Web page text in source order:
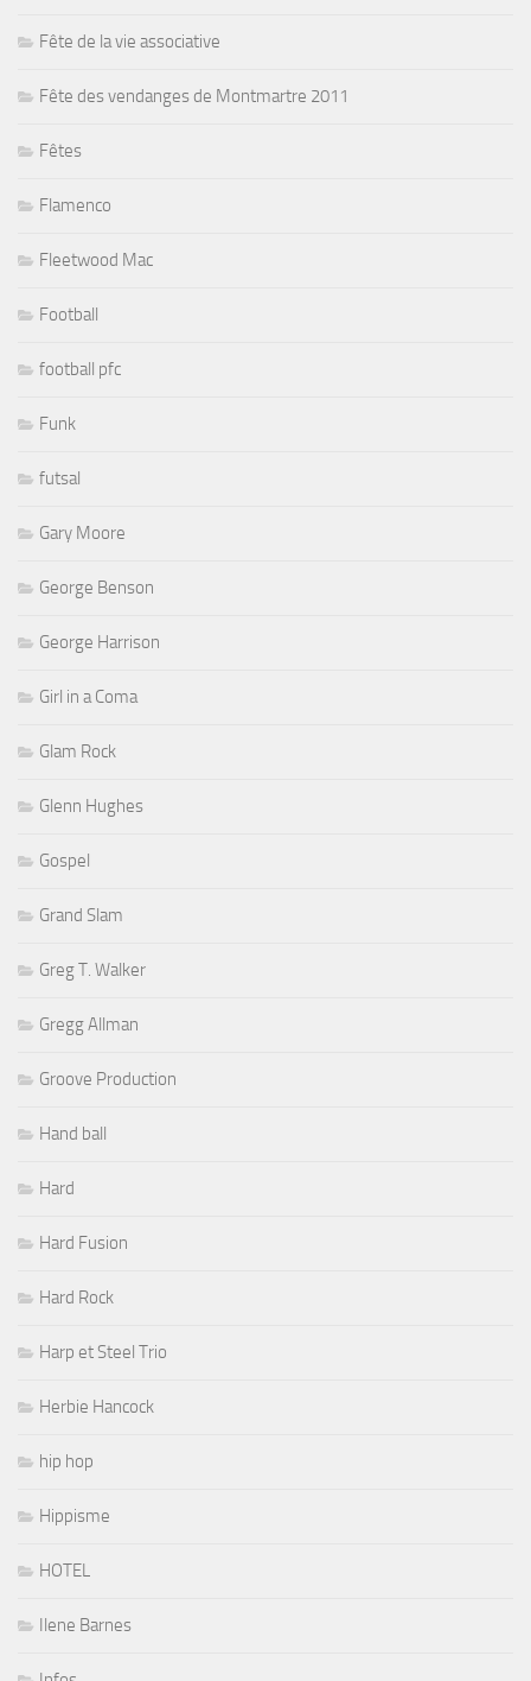
Fête de la vie associative
Fête des vendanges de Montmartre 2011
Fêtes
Flamenco
Fleetwood Mac
Football
football pfc
Funk
futsal
Gary Moore
George Benson
George Harrison
Girl in a Coma
Glam Rock
Glenn Hughes
Gospel
Grand Slam
Greg T. Walker
Gregg Allman
Groove Production
Hand ball
Hard
Hard Fusion
Hard Rock
Harp et Steel Trio
Herbie Hancock
hip hop
Hippisme
HOTEL
Ilene Barnes